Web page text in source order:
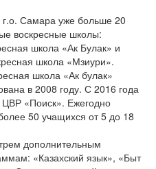
Самара уже больше 20
воскресные школы:
школа «Ак Булак» и
школа «Мзиури».
школа «Ак булак»
в 2008 году. С 2016 года
«Поиск». Ежегодно
50 учащихся от 5 до 18
дополнительным
«Казахский язык», «Быт